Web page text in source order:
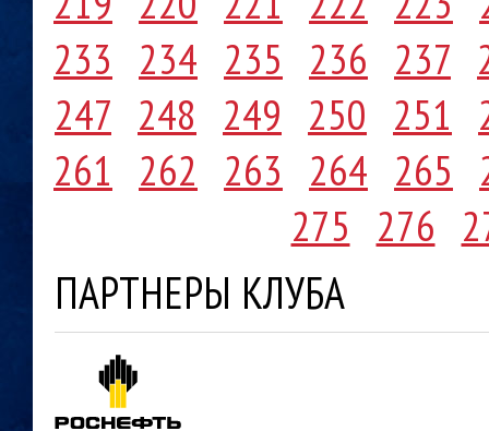
233 234 235 236 237
247 248 249 250 251
261 262 263 264 265
275 276
ПАРТНЕРЫ КЛУБА